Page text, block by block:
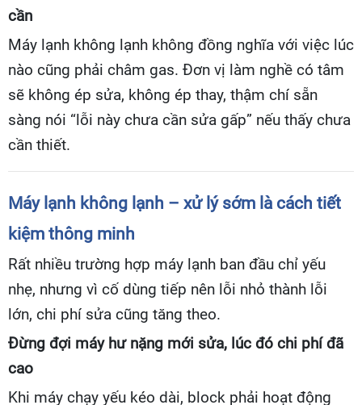
cần
Máy lạnh không lạnh không đồng nghĩa với việc lúc
nào cũng phải châm gas. Đơn vị làm nghề có tâm
sẽ không ép sửa, không ép thay, thậm chí sẵn
sàng nói “lỗi này chưa cần sửa gấp” nếu thấy chưa
cần thiết.
Máy lạnh không lạnh – xử lý sớm là cách tiết
kiệm thông minh
Rất nhiều trường hợp máy lạnh ban đầu chỉ yếu
nhẹ, nhưng vì cố dùng tiếp nên lỗi nhỏ thành lỗi
lớn, chi phí sửa cũng tăng theo.
Đừng đợi máy hư nặng mới sửa, lúc đó chi phí đã
cao
Khi máy chạy yếu kéo dài, block phải hoạt động